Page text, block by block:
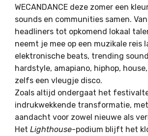
WECANDANCE deze zomer een
sounds en communities samen.
headliners tot opkomend lokaal
neemt je mee op een muzikale reis
elektronische beats, trending
hardstyle, amapiano, hiphop,
zelfs een vleugje disco.
Zoals altijd ondergaat het
indrukwekkende transformatie,
aandacht voor zowel nieuwe als
Het Lighthouse-podium blijft het